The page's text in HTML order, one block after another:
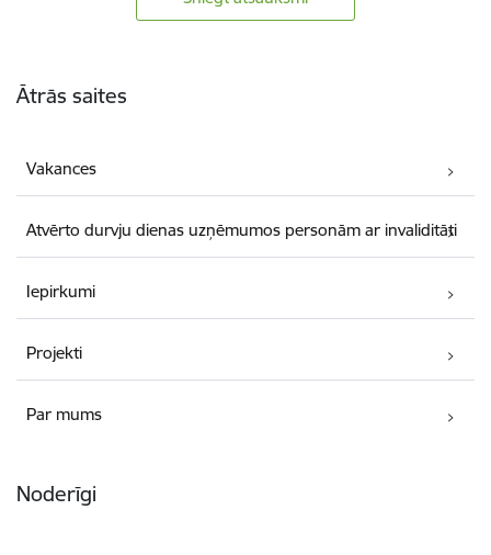
Ātrās saites
Vakances
Atvērto durvju dienas uzņēmumos personām ar invaliditāti
Iepirkumi
Projekti
Par mums
Noderīgi